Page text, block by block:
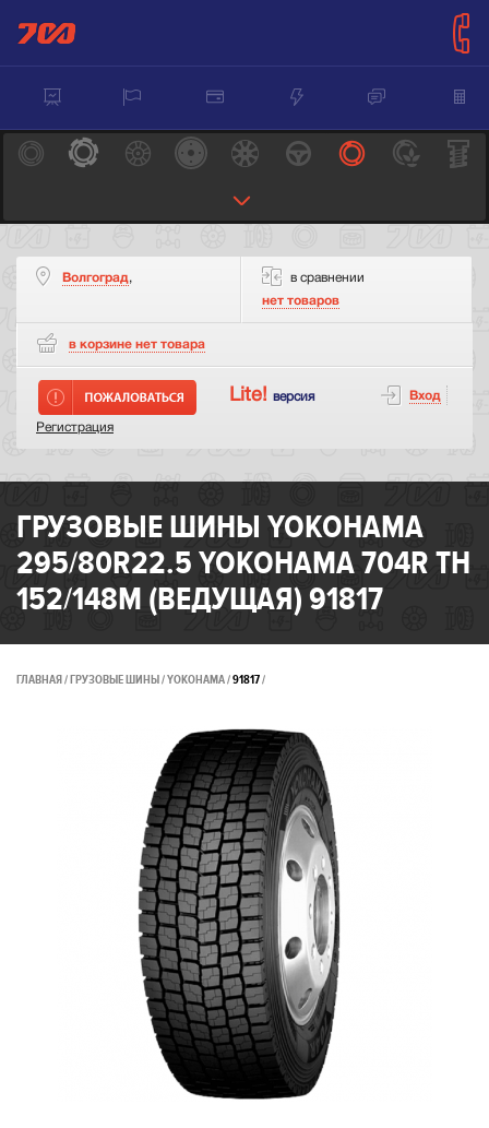
Волгоград,
в сравнении
нет товаров
в корзине нет товара
Lite! версия Вход
Регистрация
ГРУЗОВЫЕ ШИНЫ YOKOHAMA
295/80R22.5 YOKOHAMA 704R TH
152/148M (ВЕДУЩАЯ) 91817
ГЛАВНАЯ ГРУЗОВЫЕ ШИНЫ YOKOHAMA 91817